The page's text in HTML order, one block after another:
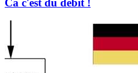
Ca c'est du débit !